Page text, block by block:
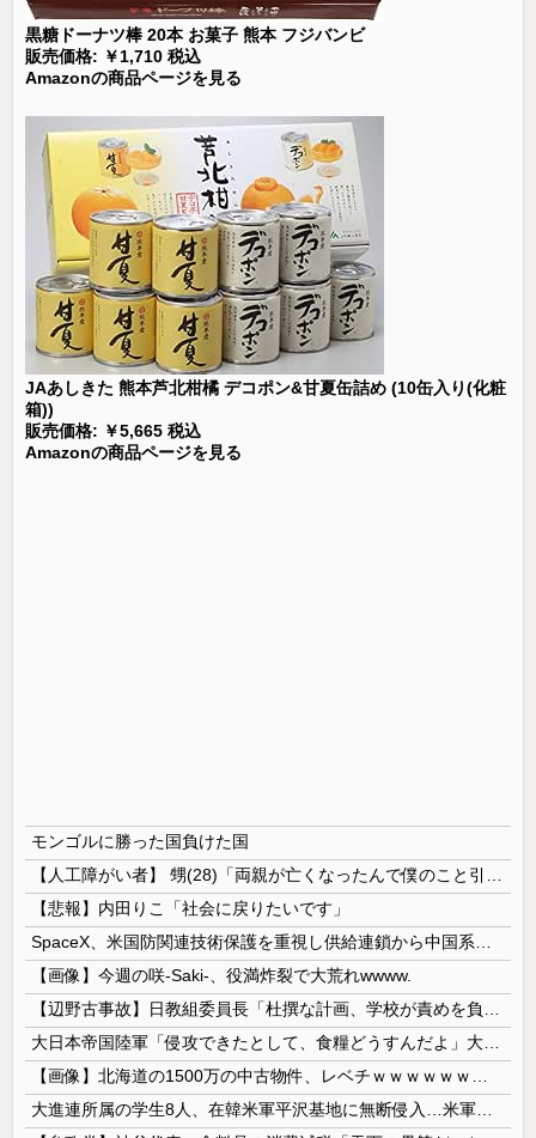
黒糖ドーナツ棒 20本 お菓子 熊本 フジバンビ
販売価格: ￥1,710 税込
Amazonの商品ページを見る
JAあしきた 熊本芦北柑橘 デコポン&甘夏缶詰め (10缶入り(化粧
箱))
販売価格: ￥5,665 税込
Amazonの商品ページを見る
モンゴルに勝った国負けた国
【悲報】内田りこ「社会に戻りたいです」
【画像】今週の咲-Saki-、役満炸裂で大荒れwwww.